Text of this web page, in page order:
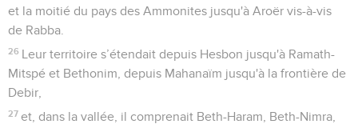
et la moitié du pays des Ammonites jusqu'à Aroër vis-à-vis
de Rabba.
26 Leur territoire s’étendait depuis Hesbon jusqu'à Ramath-
Mitspé et Bethonim, depuis Mahanaïm jusqu'à la frontière de
Debir,
27 et, dans la vallée, il comprenait Beth-Haram, Beth-Nimra,